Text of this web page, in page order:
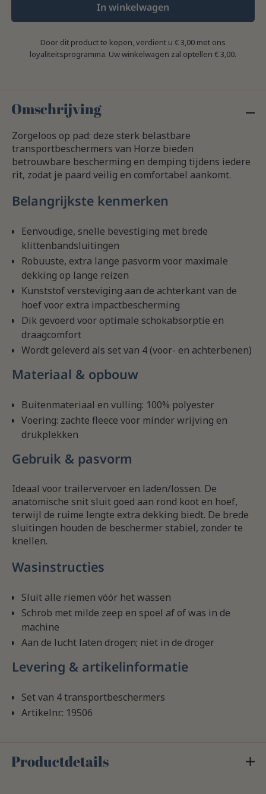
In winkelwagen
Door dit product te kopen, verdient u € 3,00 met ons
loyaliteitsprogramma. Uw winkelwagen zal optellen € 3,00.
Omschrijving
Zorgeloos op pad: deze sterk belastbare
transportbeschermers van Horze bieden
betrouwbare bescherming en demping tijdens iedere
rit, zodat je paard veilig en comfortabel aankomt.
Belangrijkste kenmerken
Eenvoudige, snelle bevestiging met brede
klittenbandsluitingen
Robuuste, extra lange pasvorm voor maximale
dekking op lange reizen
Kunststof versteviging aan de achterkant van de
hoef voor extra impactbescherming
Dik gevoerd voor optimale schokabsorptie en
draagcomfort
Wordt geleverd als set van 4 (voor- en achterbenen)
Materiaal & opbouw
Buitenmateriaal en vulling: 100% polyester
Voering: zachte fleece voor minder wrijving en
drukplekken
Gebruik & pasvorm
Ideaal voor trailervervoer en laden/lossen. De
anatomische snit sluit goed aan rond koot en hoef,
terwijl de ruime lengte extra dekking biedt. De brede
sluitingen houden de beschermer stabiel, zonder te
knellen.
Wasinstructies
Sluit alle riemen vóór het wassen
Schrob met milde zeep en spoel af of was in de
machine
Aan de lucht laten drogen; niet in de droger
Levering & artikelinformatie
Set van 4 transportbeschermers
Artikelnr.: 19506
Productdetails